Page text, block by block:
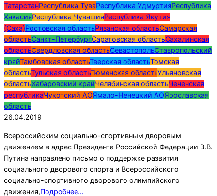
ТатарстанРеспублика ТуваРеспублика УдмуртияРеспублика
ХакасияРеспублика ЧувашияРеспублика Якутия
(Саха)Ростовская областьРязанская областьСамарская
областьСанкт-ПетербургСаратовская областьСахалинская
областьСвердловская областьСевастопольСтавропольский
крайТамбовская областьТверская областьТомская
областьТульская областьТюменская областьУльяновская
областьХабаровский крайЧелябинская областьЧеченская
республикаЧукотский АОЯмало-Ненецкий АОЯрославская
область
26.04.2019
Всероссийским социально-спортивным дворовым
движением в адрес Президента Российской Федерации В.В.
Путина направлено письмо о поддержке развития
социального дворового спорта и Всероссийского
социально-спортивного дворового олимпийского
движения,Подробнее…